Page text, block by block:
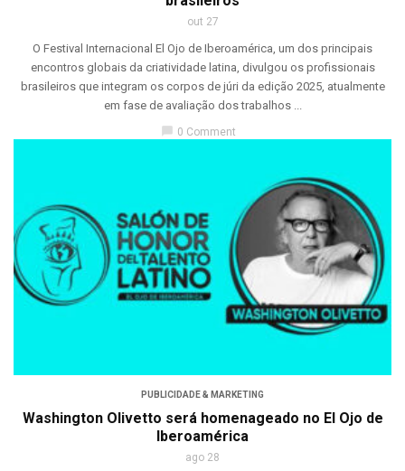
out 27
O Festival Internacional El Ojo de Iberoamérica, um dos principais
encontros globais da criatividade latina, divulgou os profissionais
brasileiros que integram os corpos de júri da edição 2025, atualmente
em fase de avaliação dos trabalhos ...
0 Comment
PUBLICIDADE & MARKETING
Washington Olivetto será homenageado no El Ojo de
Iberoamérica
ago 28